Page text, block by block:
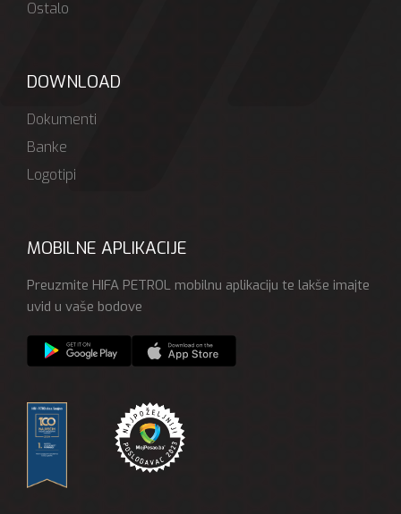
Ostalo
DOWNLOAD
Dokumenti
Banke
Logotipi
MOBILNE APLIKACIJE
Preuzmite HIFA PETROL mobilnu aplikaciju te lakše imajte
uvid u vaše bodove